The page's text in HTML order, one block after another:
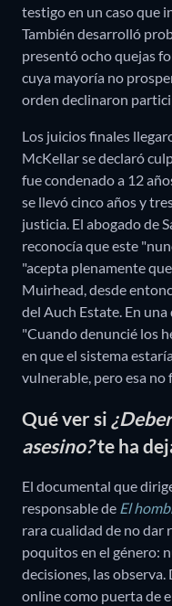
testigo en un caso que
También desarrolló
presentó ocho quejas
cuya mayoría no
orden declinaron
Los juicios finales
McKellar se declaró
fue condenado a 12
se llevó cinco años y
justicia. El abogado de
reconocía que este
"acepta plenamente
Muirhead, desde
del Auch Estate. En
"Cuando denuncié los
en que el sistema
vulnerable, pero esa no
Qué ver si
asesino?te ha
El documental que
responsable de El
rara cualidad de no dar
poquitos en el género:
decisiones, las
online como puerta de